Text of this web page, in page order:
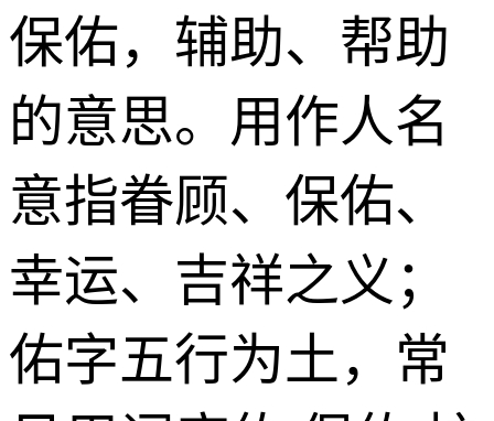
保佑，辅助、帮助
的意思。用作人名
意指眷顾、保佑、
幸运、吉祥之义；
佑字五行为土，常